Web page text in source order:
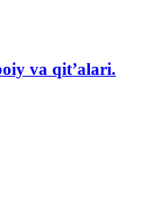
va qit’alari.